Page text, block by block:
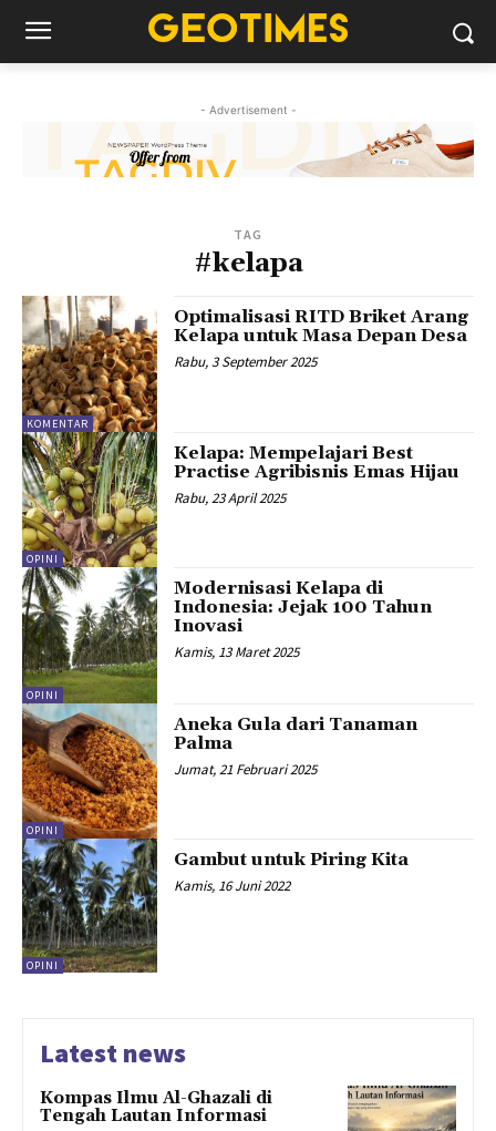
- Advertisement -
TAG
#kelapa
KOMENTAR
Optimalisasi RITD Briket Arang
Kelapa untuk Masa Depan Desa
Rabu, 3 September 2025
OPINI
Kelapa: Mempelajari Best
Practise Agribisnis Emas Hijau
Rabu, 23 April 2025
OPINI
Modernisasi Kelapa di
Indonesia: Jejak 100 Tahun
Inovasi
Kamis, 13 Maret 2025
OPINI
Aneka Gula dari Tanaman
Palma
Jumat, 21 Februari 2025
OPINI
Gambut untuk Piring Kita
Kamis, 16 Juni 2022
Latest news
Kompas Ilmu Al-Ghazali di
Tengah Lautan Informasi